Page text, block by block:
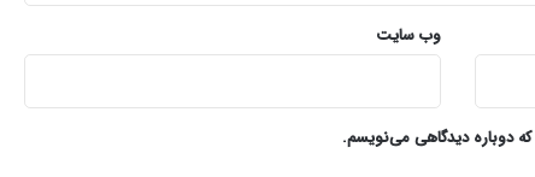
وب‌ سایت
دوباره دیدگاهی می‌نویسم.